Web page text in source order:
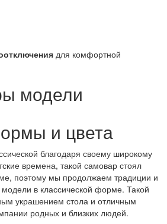
для комфортной
модели
и цвета
благодаря своему широкому
времена, такой самовар стоял
поэтому мы продолжаем традиции и
в классической форме. Такой
украшением стола и отличным
родных и близких людей.